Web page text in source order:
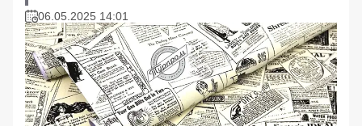
06.05.2025 14:01